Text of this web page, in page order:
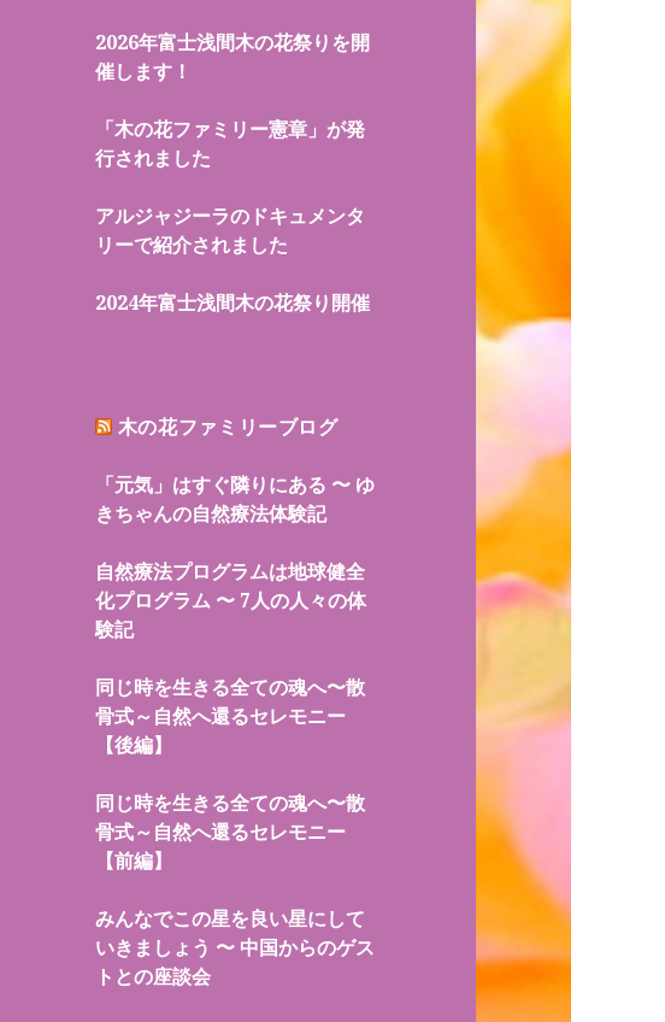
2026年富士浅間木の花祭りを開
催します！
「木の花ファミリー憲章」が発
行されました
アルジャジーラのドキュメンタ
リーで紹介されました
2024年富士浅間木の花祭り開催
木の花ファミリーブログ
「元気」はすぐ隣りにある 〜 ゆ
きちゃんの自然療法体験記
自然療法プログラムは地球健全
化プログラム 〜 7人の人々の体
験記
同じ時を生きる全ての魂へ〜散
骨式～自然へ還るセレモニー
【後編】
同じ時を生きる全ての魂へ〜散
骨式～自然へ還るセレモニー
【前編】
みんなでこの星を良い星にして
いきましょう 〜 中国からのゲス
トとの座談会